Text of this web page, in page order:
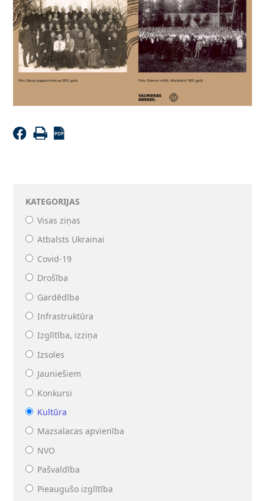
KATEGORIJAS
Visas ziņas
Atbalsts Ukrainai
Covid-19
Drošība
Gardēdība
Infrastruktūra
Izglītība, izziņa
Izsoles
Jauniešiem
Konkursi
Kultūra
Mazsalacas apvienība
NVO
Pašvaldība
Pieaugušo izglītība